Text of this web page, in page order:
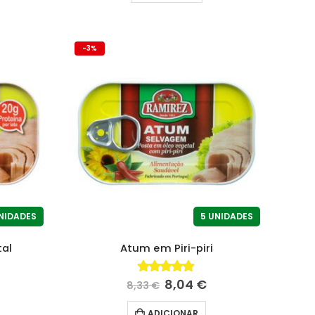
-3%
5 UNIDADES
Atum em Piri-piri
4.91fora de 5
8,33€ 8,04 €